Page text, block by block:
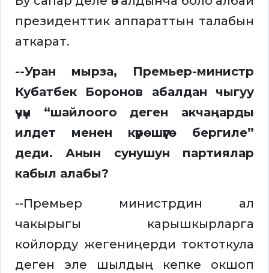
президенттик аппараттын талабын
аткарат.
--Уран мырза, Премьер-министр
Кубатбек Боронов абалдан чыгуу
үчүн “шайлоого деген акчаңарды
илдет менен күрөшүүгө бергиле”
деди. Анын сунушун партиялар
кабыл алабы?
--Премьер министрдин ал
чакырыгы карышкырларга
койлорду жегениңерди токтоткула
деген эле шылдың кепке окшоп